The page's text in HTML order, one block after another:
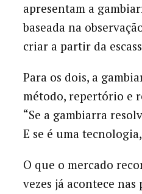
apresentam a
baseada na
criar a partir da
Para os dois, a
método, repertório e
“Se a gambiarra
E se é uma
O que o mercado
vezes já acontece nas